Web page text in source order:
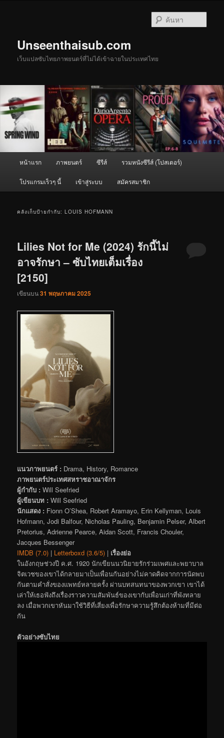
Unseenthaisub.com
เว็บแปลซับไทยภาพยนตร์ที่ไม่ได้เข้าฉายในประเทศไทย
หน้าแรก ภาพยนตร์ ซีรีส์ รวมหนังซีรีส์ (โปสเตอร์)
โปรแกรมเร็วๆ นี้ เข้าสู่ระบบ สมัครสมาชิก
คลังเก็บป้ายกำกับ:LOUIS HOFMANN
Lilies Not for Me (2024) รักนี้ไม่
อาจรักษา – ซับไทยเต็มเรื่อง
[2150]
เขียนบน31 พฤษภาคม 2025
แนวภาพยนตร์ : Drama, History, Romance
ภาพยนตร์ประเทศสหราชอาณาจักร
ผู้กำกับ : Will Seefried
ผู้เขียนบท : Will Seefried
นักแสดง : Fionn O’Shea, Robert Aramayo, Erin Kellyman, Louis
Hofmann, Jodi Balfour, Nicholas Pauling, Benjamin Pelser, Albert
Pretorius, Adrienne Pearce, Aidan Scott, Francis Chouler,
Jacques Bessenger
IMDB (7.0) | Letterboxd (3.6/5) | เรื่องย่อ
ในอังกฤษช่วงปี ค.ศ. 1920 นักเขียนนวนิยายรักร่วมเพศและพยาบาล
จิตเวชของเขาได้กลายมาเป็นเพื่อนกันอย่างไม่คาดคิดจากการนัดพบ
กันตามคำสั่งของแพทย์หลายครั้ง ผ่านบทสนทนาของพวกเขา เขาได้
เล่าให้เธอฟังถึงเรื่องราวความสัมพันธ์ของเขากับเพื่อนเก่าที่พังทลาย
ลง เมื่อพวกเขาหันมาใช้วิธีที่เสี่ยงเพื่อรักษาความรู้สึกต้องห้ามที่มีต่อ
กัน
ตัวอย่างซับไทย